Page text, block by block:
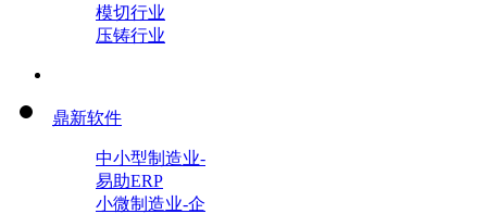
模切行业
压铸行业
鼎新软件
中小型制造业-
易助ERP
小微制造业-企